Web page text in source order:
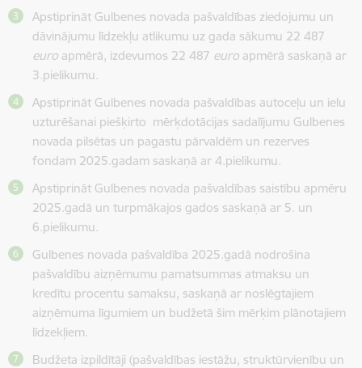
Apstiprināt Gulbenes novada pašvaldības ziedojumu un
dāvinājumu līdzekļu atlikumu uz gada sākumu 22 487
euro apmērā, izdevumos 22 487 euro apmērā saskaņā ar
3.pielikumu.
Apstiprināt Gulbenes novada pašvaldības autoceļu un ielu
uzturēšanai piešķirto mērķdotācijas sadalījumu Gulbenes
novada pilsētas un pagastu pārvaldēm un rezerves
fondam 2025.gadam saskaņā ar 4.pielikumu.
Apstiprināt Gulbenes novada pašvaldības saistību apmēru
2025.gadā un turpmākajos gados saskaņā ar 5. un
6.pielikumu.
Gulbenes novada pašvaldība 2025.gadā nodrošina
pašvaldību aizņēmumu pamatsummas atmaksu un
kredītu procentu samaksu, saskaņā ar noslēgtajiem
aizņēmuma līgumiem un budžetā šim mērķim plānotajiem
līdzekļiem.
Budžeta izpildītāji (pašvaldības iestāžu, struktūrvienību un